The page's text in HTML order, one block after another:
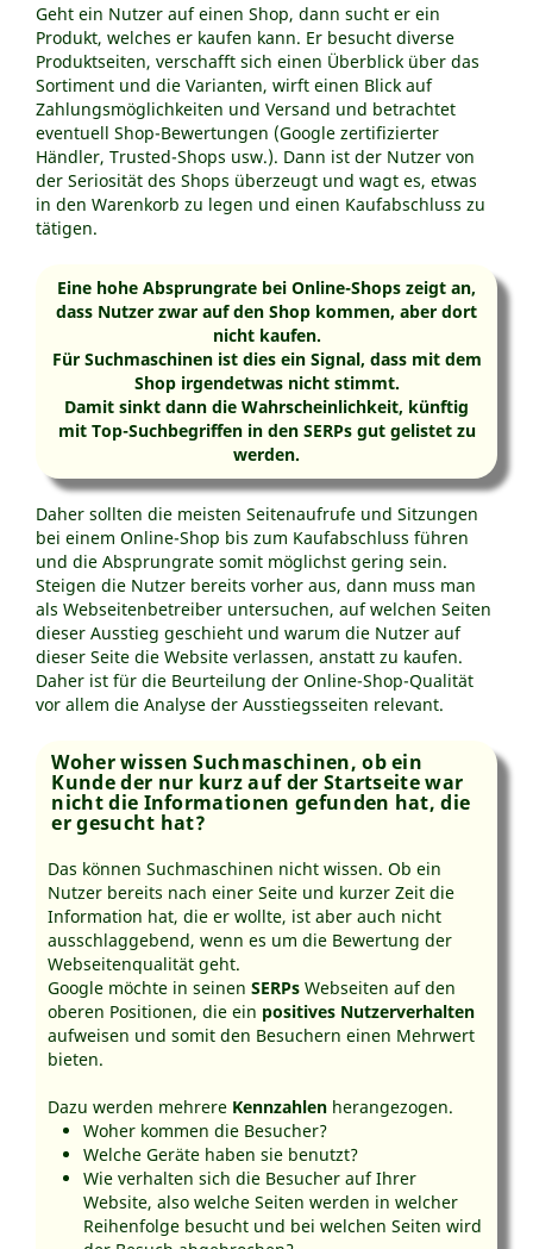
Geht ein Nutzer auf einen Shop, dann sucht er ein
Produkt, welches er kaufen kann. Er besucht diverse
Produktseiten, verschafft sich einen Überblick über das
Sortiment und die Varianten, wirft einen Blick auf
Zahlungsmöglichkeiten und Versand und betrachtet
eventuell Shop-Bewertungen (Google zertifizierter
Händler, Trusted-Shops usw.). Dann ist der Nutzer von
der Seriosität des Shops überzeugt und wagt es, etwas
in den Warenkorb zu legen und einen Kaufabschluss zu
tätigen.
Eine hohe Absprungrate bei Online-Shops zeigt an,
dass Nutzer zwar auf den Shop kommen, aber dort
nicht kaufen.
Für Suchmaschinen ist dies ein Signal, dass mit dem
Shop irgendetwas nicht stimmt.
Damit sinkt dann die Wahrscheinlichkeit, künftig
mit Top-Suchbegriffen in den SERPs gut gelistet zu
werden.
Daher sollten die meisten Seitenaufrufe und Sitzungen
bei einem Online-Shop bis zum Kaufabschluss führen
und die Absprungrate somit möglichst gering sein.
Steigen die Nutzer bereits vorher aus, dann muss man
als Webseitenbetreiber untersuchen, auf welchen Seiten
dieser Ausstieg geschieht und warum die Nutzer auf
dieser Seite die Website verlassen, anstatt zu kaufen.
Daher ist für die Beurteilung der Online-Shop-Qualität
vor allem die Analyse der Ausstiegsseiten relevant.
Woher wissen Suchmaschinen, ob ein
Kunde der nur kurz auf der Startseite war
nicht die Informationen gefunden hat, die
er gesucht hat?
Das können Suchmaschinen nicht wissen. Ob ein
Nutzer bereits nach einer Seite und kurzer Zeit die
Information hat, die er wollte, ist aber auch nicht
ausschlaggebend, wenn es um die Bewertung der
Webseitenqualität geht.
Google möchte in seinenSERPs Webseiten auf den
oberen Positionen, die ein positives Nutzerverhalten
aufweisen und somit den Besuchern einen Mehrwert
bieten.
Dazu werden mehrere Kennzahlen herangezogen.
Woher kommen die Besucher?
Welche Geräte haben sie benutzt?
Wie verhalten sich die Besucher auf Ihrer
Website, also welche Seiten werden in welcher
Reihenfolge besucht und bei welchen Seiten wird